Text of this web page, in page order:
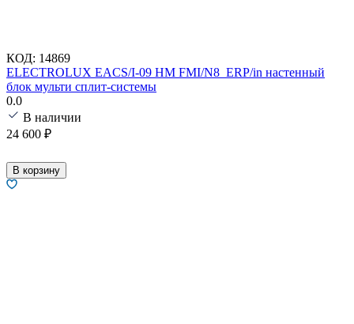
КОД: 14869
ELECTROLUX EACS/I-09 HM FMI/N8_ERP/in настенный
блок мульти сплит-системы
0.0
В наличии
24 600 ₽
В корзину